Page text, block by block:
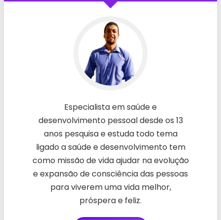
Especialista em saúde e
desenvolvimento pessoal desde os 13
anos pesquisa e estuda todo tema
ligado a saúde e desenvolvimento tem
como missão de vida ajudar na evolução
e expansão de consciência das pessoas
para viverem uma vida melhor,
próspera e feliz.